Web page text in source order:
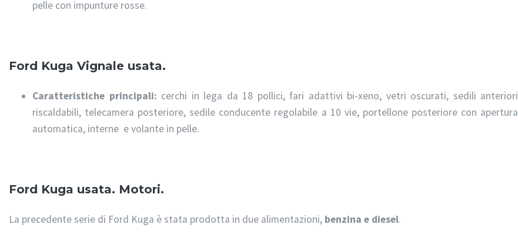
pelle con impunture rosse.
Ford Kuga Vignale usata.
Caratteristiche principali: cerchi in lega da 18 pollici, fari adattivi bi-xeno, vetri oscurati, sedili anteriori
riscaldabili, telecamera posteriore, sedile conducente regolabile a 10 vie, portellone posteriore con apertura
automatica, interne e volante in pelle.
Ford Kuga usata. Motori.
La precedente serie di Ford Kuga è stata prodotta in due alimentazioni, benzina e diesel.